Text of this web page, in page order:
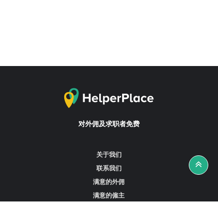
对外佣及求职者免费
关于我们
联系我们
满意的外佣
满意的僱主